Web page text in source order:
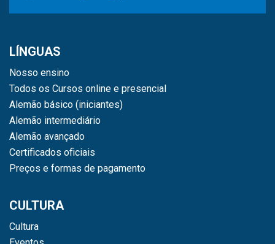
LÍNGUAS
Nosso ensino
Todos os Cursos online e presencial
Alemão básico (iniciantes)
Alemão intermediário
Alemão avançado
Certificados oficiais
Preços e formas de pagamento
CULTURA
Cultura